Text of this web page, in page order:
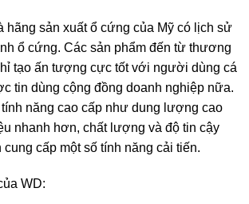
hãng sản xuất ổ cứng của Mỹ có lịch sử
ổ cứng. Các sản phẩm đến từ thương
tạo ấn tượng cực tốt với người dùng cá
tin dùng cộng đồng doanh nghiệp nữa.
tính năng cao cấp như dung lượng cao
nhanh hơn, chất lượng và độ tin cậy
cung cấp một số tính năng cải tiến.
WD: